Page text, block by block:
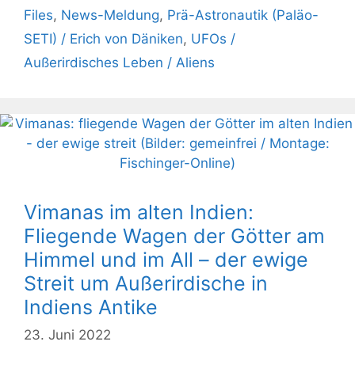
Files, News-Meldung, Prä-Astronautik (Paläo-
SETI) / Erich von Däniken, UFOs /
Außerirdisches Leben / Aliens
Vimanas im alten Indien:
Fliegende Wagen der Götter am
Himmel und im All – der ewige
Streit um Außerirdische in
Indiens Antike
23. Juni 2022